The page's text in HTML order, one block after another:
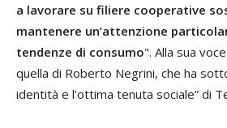
a lavorare su filiere cooperative
mantenere un’attenzione
tendenze di consumo". Alla sua
quella di Roberto Negrini, che ha
identità e l’ottima tenuta sociale” di